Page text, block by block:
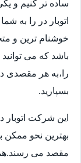
ساده تر کنیم و
اتوبار در را به
خوشنام ترین و
باشد که می
را،به هر مقصدی
بسپارید.
این شرکت اتوبار
بهترین نحو
مقصد می